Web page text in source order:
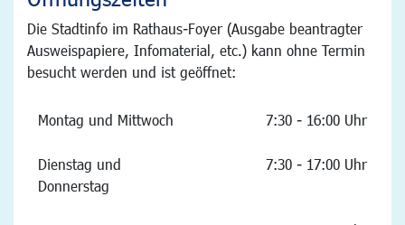
Die Stadtinfo im Rathaus-Foyer (Ausgabe beantragter
Ausweispapiere, Infomaterial, etc.) kann ohne Termin
besucht werden und ist geöffnet:
Montag und Mittwoch 7:30 - 16:00 Uhr
Dienstag und
Donnerstag
7:30 - 17:00 Uhr